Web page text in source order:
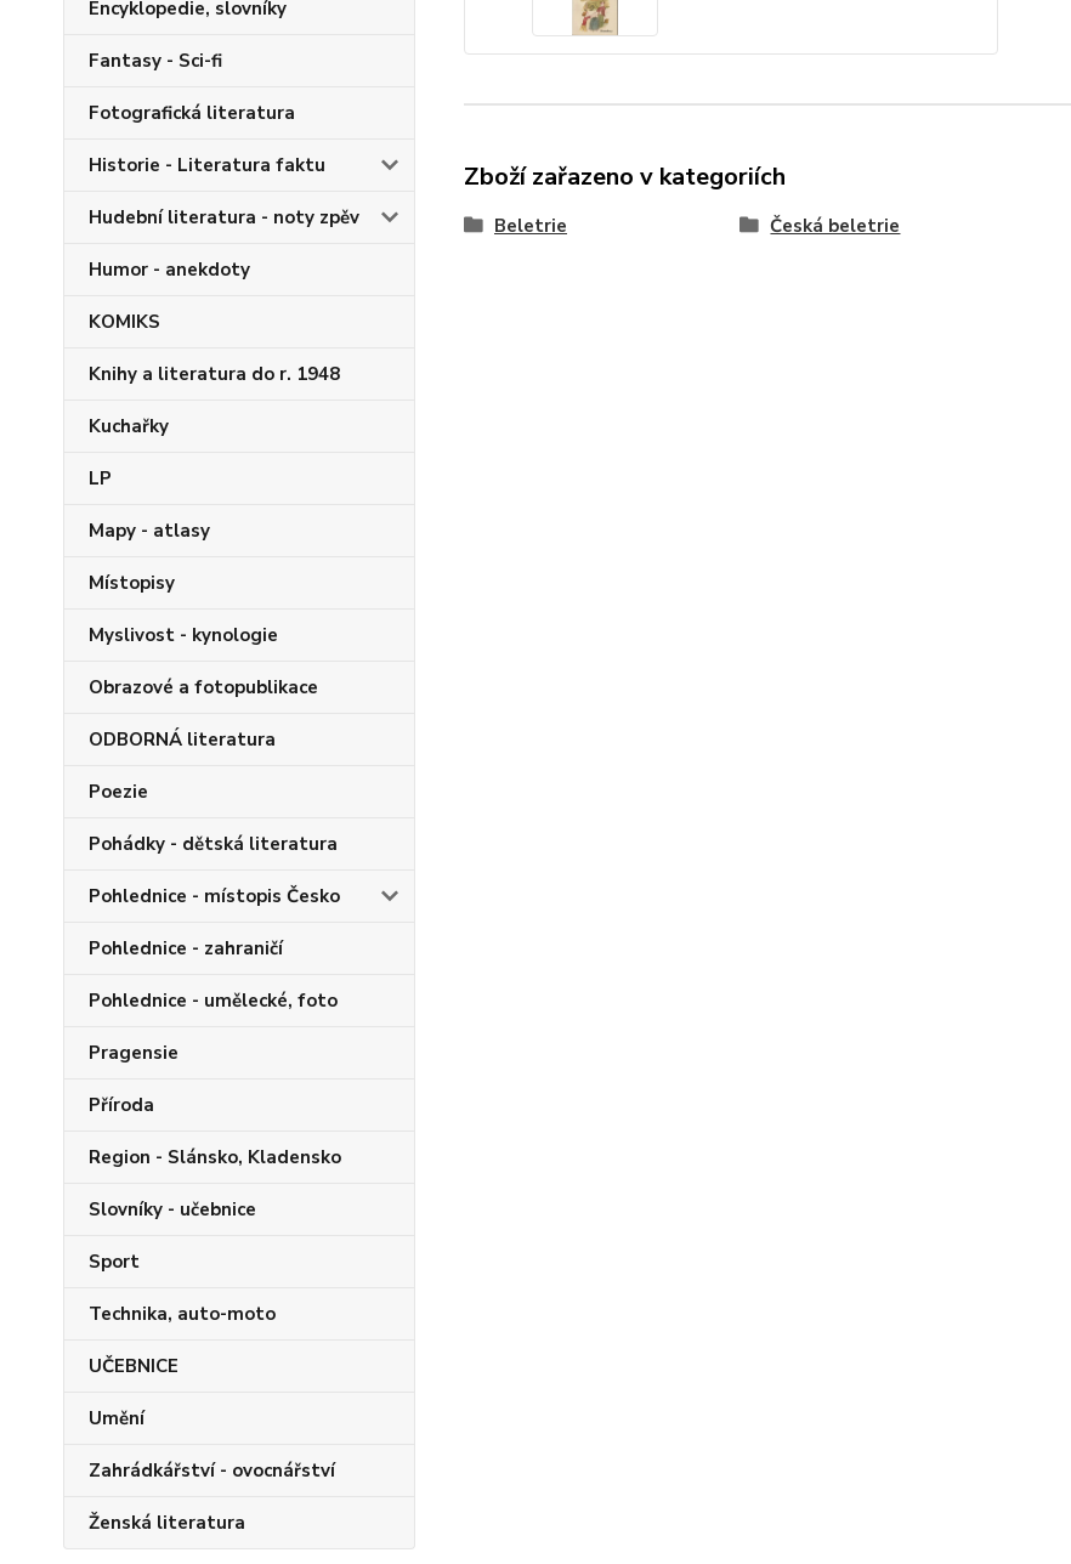
Encyklopedie, slovníky
Fantasy - Sci-fi
Fotografická literatura
Historie - Literatura faktu
Hudební literatura - noty zpěv
Humor - anekdoty
KOMIKS
Knihy a literatura do r. 1948
Kuchařky
LP
Mapy - atlasy
Místopisy
Myslivost - kynologie
Obrazové a fotopublikace
ODBORNÁ literatura
Poezie
Pohádky - dětská literatura
Pohlednice - místopis Česko
Pohlednice - zahraničí
Pohlednice - umělecké, foto
Pragensie
Příroda
Region - Slánsko, Kladensko
Slovníky - učebnice
Sport
Technika, auto-moto
UČEBNICE
Umění
Zahrádkářství - ovocnářství
Ženská literatura
Zboží zařazeno v kategoriích
Beletrie Česká beletrie